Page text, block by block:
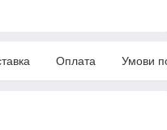
Оплата Умови